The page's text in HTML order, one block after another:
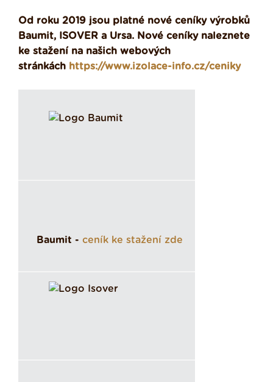
Od roku 2019 jsou platné nové ceníky výrobků
Baumit, ISOVER a Ursa. Nové ceníky naleznete
ke stažení na našich webových
stránkách https://www.izolace-info.cz/ceniky
Baumit - ceník ke stažení zde